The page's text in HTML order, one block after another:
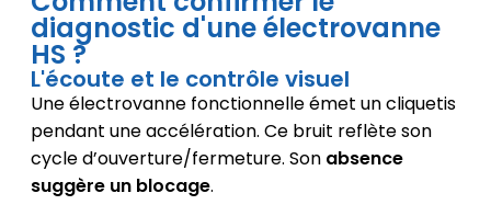
diagnostic d'une électrovanne
HS ?
L'écoute et le contrôle visuel
Une électrovanne fonctionnelle émet un cliquetis
pendant une accélération. Ce bruit reflète son
cycle d’ouverture/fermeture. Son absence
suggère un blocage.